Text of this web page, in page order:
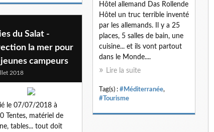
Hôtel allemand Das Rollende
Hôtel un truc terrible inventé
par les allemands. Il y a 25
places, 5 salles de bain, une
cuisine... et ils vont partout
dans le Monde....
Lire la suite
Tag(s) : #Méditerranée,
#Tourisme
du Salat -
la mer pour
campeurs
2018
le 07/07/2018 à
Tentes, matériel de
tables... tout doit